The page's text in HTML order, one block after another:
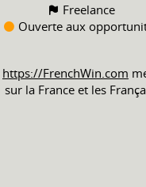
Freelance
Ouverte aux
https://FrenchWin.com
sur la France et les